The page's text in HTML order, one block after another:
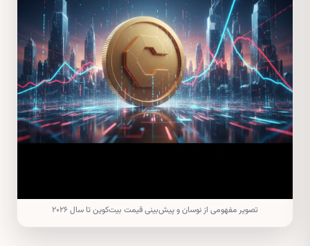
تصویر مفهومی از نوسان و پیش‌بینی قیمت بیت‌کوین تا سال ۲۰۲۶